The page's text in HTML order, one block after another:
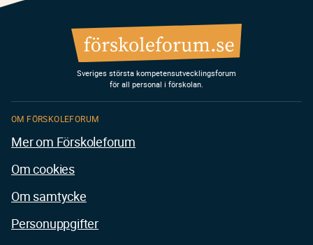
Sveriges största kompetensutvecklingsforum
för all personal i förskolan.
OM FÖRSKOLEFORUM
Mer om Förskoleforum
Om cookies
Om samtycke
Personuppgifter